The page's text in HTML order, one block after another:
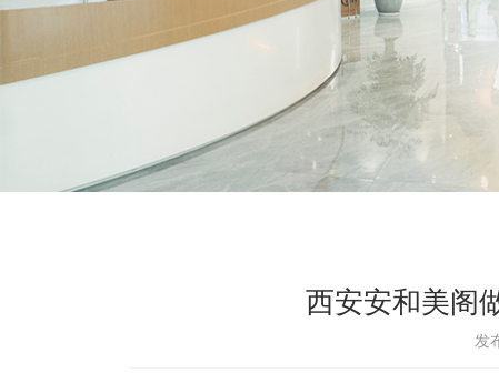
西安安和美阁
发